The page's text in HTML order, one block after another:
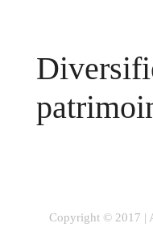
Copyright © 2017 |